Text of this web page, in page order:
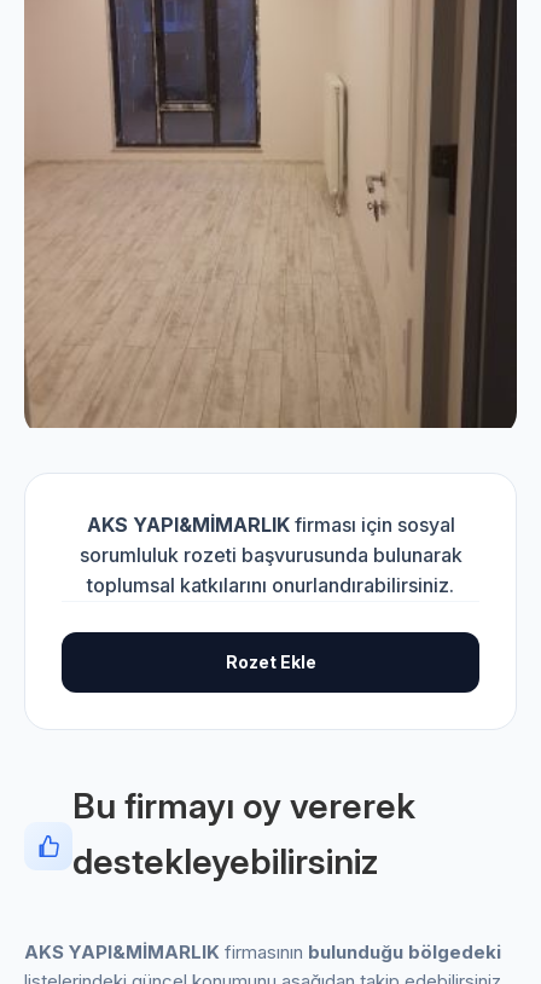
AKS YAPI&MİMARLIKfirması için sosyal
sorumluluk rozeti başvurusunda bulunarak
toplumsal katkılarını onurlandırabilirsiniz.
Rozet Ekle
Bu firmayı oy vererek
destekleyebilirsiniz
AKS YAPI&MİMARLIK firmasının bulunduğu bölgedeki